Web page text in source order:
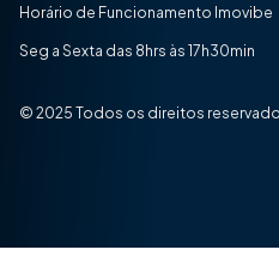
Horário de Funcionamento Imovibe
Seg a Sexta das 8hrs às 17h30min
© 2025 Todos os direitos